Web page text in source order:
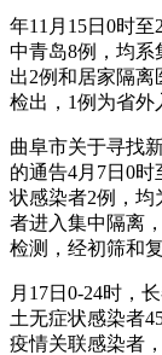
年11月15日0时
中青岛8例，均系
出2例和居家隔
检出，1例为省外
曲阜市关于寻找
的通告4月7日0
状感染者2例，均
者进入集中隔离
检测，经初筛和
月17日0-24时，
土无症状感染者
疫情关联感染者